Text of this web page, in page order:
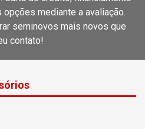
mediante a avaliação.
seminovos mais novos que
contato!